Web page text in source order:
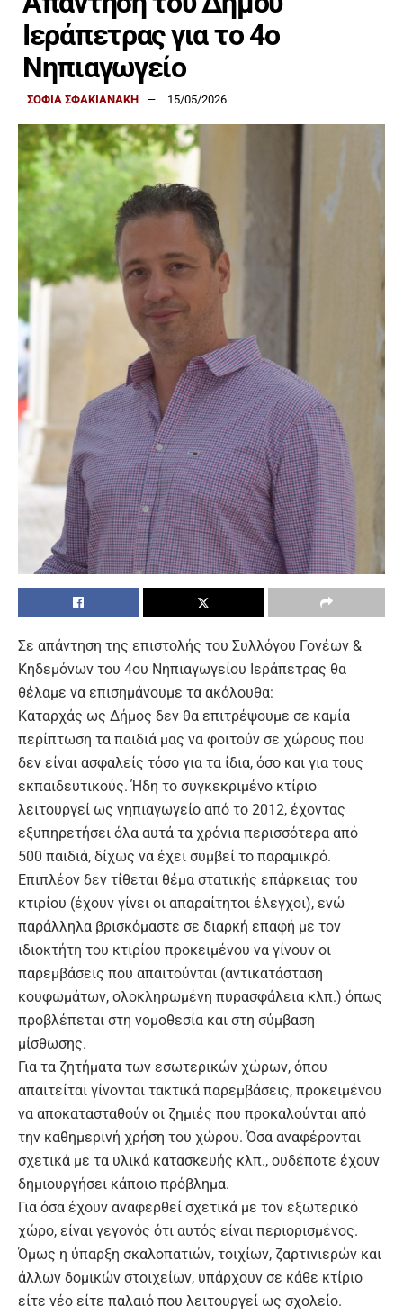
Ιεράπετρας για το 4ο
Νηπιαγωγείο
ΣΟΦΙΑ ΣΦΑΚΙΑΝΑΚΗ 15/05/2026
Σε απάντηση της επιστολής του Συλλόγου Γονέων &
Κηδεμόνων του 4ου Νηπιαγωγείου Ιεράπετρας θα
θέλαμε να επισημάνουμε τα ακόλουθα:
Καταρχάς ως Δήμος δεν θα επιτρέψουμε σε καμία
περίπτωση τα παιδιά μας να φοιτούν σε χώρους που
δεν είναι ασφαλείς τόσο για τα ίδια, όσο και για τους
εκπαιδευτικούς. Ήδη το συγκεκριμένο κτίριο
λειτουργεί ως νηπιαγωγείο από το 2012, έχοντας
εξυπηρετήσει όλα αυτά τα χρόνια περισσότερα από
500 παιδιά, δίχως να έχει συμβεί το παραμικρό.
Επιπλέον δεν τίθεται θέμα στατικής επάρκειας του
κτιρίου (έχουν γίνει οι απαραίτητοι έλεγχοι), ενώ
παράλληλα βρισκόμαστε σε διαρκή επαφή με τον
ιδιοκτήτη του κτιρίου προκειμένου να γίνουν οι
παρεμβάσεις που απαιτούνται (αντικατάσταση
κουφωμάτων, ολοκληρωμένη πυρασφάλεια κλπ.) όπως
προβλέπεται στη νομοθεσία και στη σύμβαση
μίσθωσης.
Για τα ζητήματα των εσωτερικών χώρων, όπου
απαιτείται γίνονται τακτικά παρεμβάσεις, προκειμένου
να αποκατασταθούν οι ζημιές που προκαλούνται από
την καθημερινή χρήση του χώρου. Όσα αναφέρονται
σχετικά με τα υλικά κατασκευής κλπ., ουδέποτε έχουν
δημιουργήσει κάποιο πρόβλημα.
Για όσα έχουν αναφερθεί σχετικά με τον εξωτερικό
χώρο, είναι γεγονός ότι αυτός είναι περιορισμένος.
Όμως η ύπαρξη σκαλοπατιών, τοιχίων, ζαρτινιερών και
άλλων δομικών στοιχείων, υπάρχουν σε κάθε κτίριο
είτε νέο είτε παλαιό που λειτουργεί ως σχολείο.